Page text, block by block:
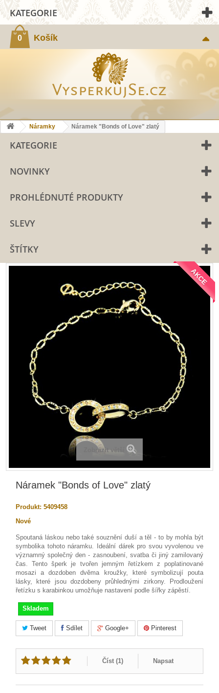
0 Košík
KATEGORIE
Náramky Náramek "Bonds of Love" zlatý
KATEGORIE
NOVINKY
PROHLÉDNUTÉ PRODUKTY
SLEVY
ŠTÍTKY
AKCE
Zobrazit větší
Náramek "Bonds of Love" zlatý
Produkt: 5409458
Nové
Spoutaná láskou nebo také souznění duší a těl - to by mohla být
symbolika tohoto náramku. Ideální dárek pro svou vyvolenou ve
významný společný den - zasnoubení, svatba či jiný zamilovaný
čas. Tento šperk je tvořen jemným řetízkem z poplatinované
mosazi a dozdoben dvěma kroužky, které symbolizují pouta
lásky, které jsou dozdobeny průhlednými zirkony. Prodloužení
řetízku s karabinkou umožňuje nastavení podle šířky zápěstí.
Skladem
Tweet Sdílet Google+ Pinterest
Číst (1) Napsat